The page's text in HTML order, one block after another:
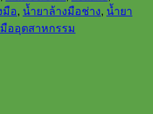
มือ, น้ำยาล้างมือช่าง, น้ำยา
ออุตสาหกรรม